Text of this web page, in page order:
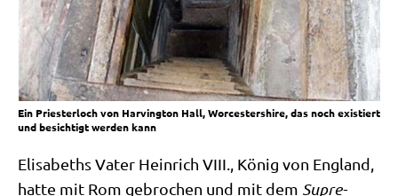
Ein Prie­ster­loch von Har­ving­ton Hall, Worce­ster­shire, das noch exi­stiert
und besich­tigt wer­den kann
Eli­sa­beths Vater Hein­rich VIII., König von Eng­land,
hat­te mit Rom gebro­chen und mit dem Supre­